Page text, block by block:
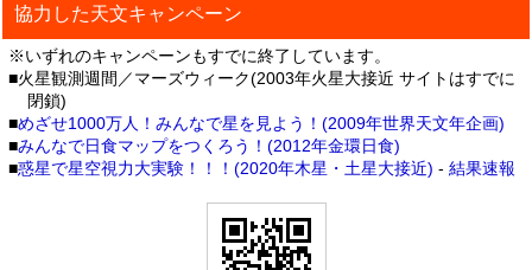
協力した天文キャンペーン
※いずれのキャンペーンもすでに終了しています。
■火星観測週間／マーズウィーク(2003年火星大接近 サイトはすでに
閉鎖)
■めざせ1000万人！みんなで星を見よう！(2009年世界天文年企画)
■みんなで日食マップをつくろう！(2012年金環日食)
■惑星で星空視力大実験！！！(2020年木星・土星大接近) - 結果速報